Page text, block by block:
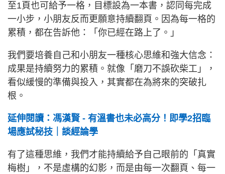
至1頁也可給予一格，目標設為一本書，認同每完成
一小步，小朋友反而更願意持續翻頁。因為每一格的
累積，都在告訴他：「你已經在路上了。」
我們要培養自己和小朋友一種核心思維和強大信念：
成果是持續努力的累積。就像「磨刀不誤砍柴工」，
看似緩慢的準備與投入，其實都在為將來的突破扎
根。
延伸閱讀：馮漢賢 - 有溫書也未必高分！即學2招臨
場應試秘技｜談經論學
有了這種思維，我們才能持續給予自己眼前的「真實
梅樹」，不是虛構的幻影，而是由每一次翻頁、每一